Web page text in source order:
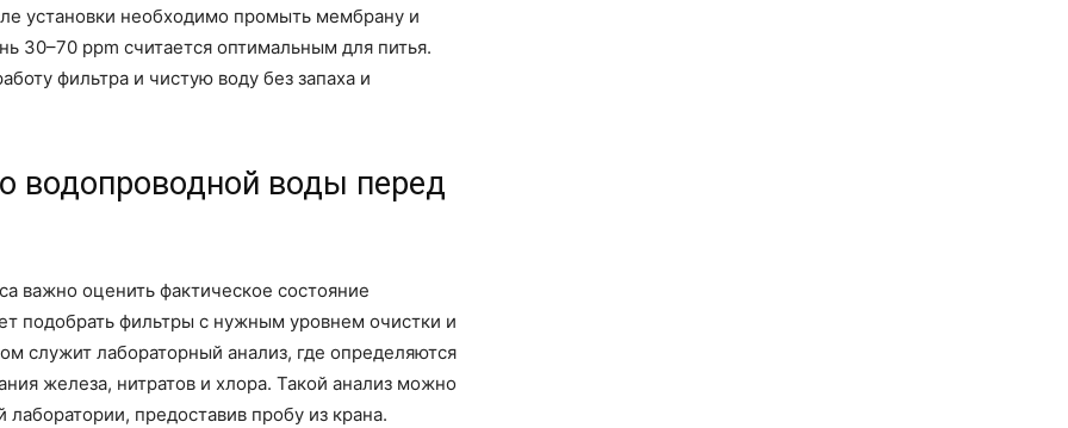
установки необходимо промыть мембрану и
30–70 ppm считается оптимальным для питья.
фильтра и чистую воду без запаха и
водопроводной воды перед
важно оценить фактическое состояние
подобрать фильтры с нужным уровнем очистки и
служит лабораторный анализ, где определяются
железа, нитратов и хлора. Такой анализ можно
лаборатории, предоставив пробу из крана.